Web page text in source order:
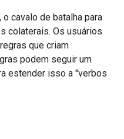
, o cavalo de batalha para
colaterais. Os usuários
que criam
podem seguir um
estender isso a "verbos